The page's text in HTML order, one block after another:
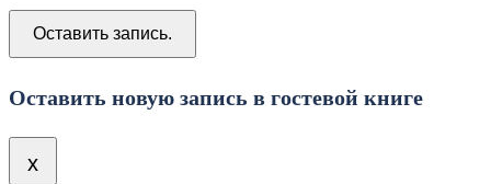
Оставить новую запись в гостевой книге
xСкрыть